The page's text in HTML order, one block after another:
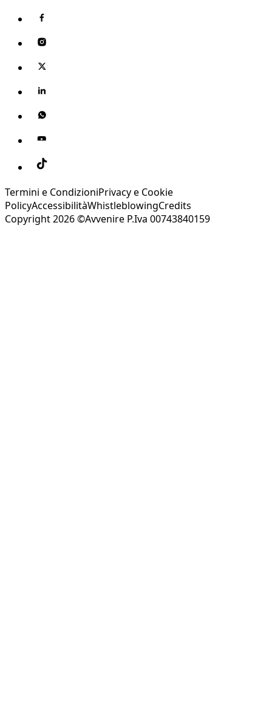
Termini e CondizioniPrivacy e Cookie
PolicyAccessibilitàWhistleblowingCredits
Copyright 2026 ©Avvenire P.Iva 00743840159